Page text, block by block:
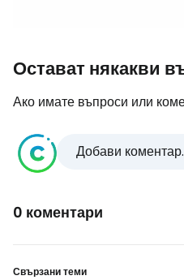
Остават някакви
Ако имате въпроси или
Добави
0 коментари
Свързани теми